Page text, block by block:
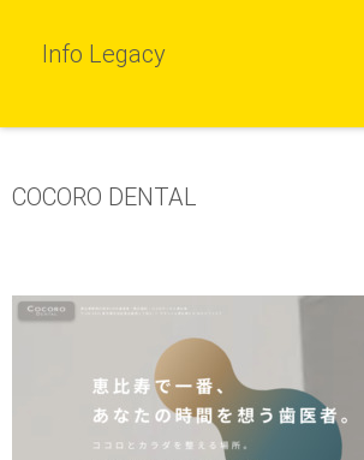
Info Legacy
COCORO DENTAL